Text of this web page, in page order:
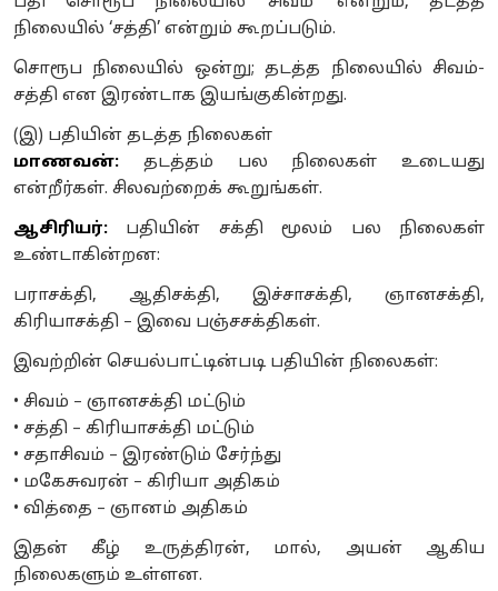
நிலையில் ‘சத்தி’ என்றும் கூறப்படும்.
சொரூப நிலையில் ஒன்று; தடத்த நிலையில் சிவம்-
சத்தி என இரண்டாக இயங்குகின்றது.
(இ) பதியின் தடத்த நிலைகள்
மாணவன்: தடத்தம் பல நிலைகள் உடையது
என்றீர்கள். சிலவற்றைக் கூறுங்கள்.
ஆசிரியர்: பதியின் சக்தி மூலம் பல நிலைகள்
உண்டாகின்றன:
பராசக்தி, ஆதிசக்தி, இச்சாசக்தி, ஞானசக்தி,
கிரியாசக்தி – இவை பஞ்சசக்திகள்.
இவற்றின் செயல்பாட்டின்படி பதியின் நிலைகள்:
• சிவம் – ஞானசக்தி மட்டும்
• சத்தி – கிரியாசக்தி மட்டும்
• சதாசிவம் – இரண்டும் சேர்ந்து
• மகேசுவரன் – கிரியா அதிகம்
• வித்தை – ஞானம் அதிகம்
இதன் கீழ் உருத்திரன், மால், அயன் ஆகிய
நிலைகளும் உள்ளன.